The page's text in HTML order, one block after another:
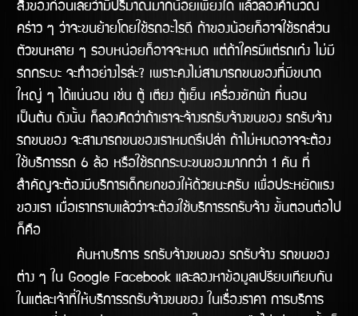
สิ่งของก่อนเลยว่ามีปริมาณมากน้อยเพียงใด แล้วลองคำนวณ
คร่าว ๆ ว่าจะขนย้ายโดยใช้รถอะไรดี ถ้าของน้อยก็อาจใช้รถส่วน
ตัวขนหลาย ๆ รอบหน่อยก็อาจจะหมด แต่ถ้าใครมีแต่รถเก๋ง ไม่มี
รถกระบะ จะทำอย่างไรล่ะ? เพราะคงไม่สามารถขนของที่มีขนาด
ใหญ่ ๆ ได้แน่นอน เช่น ตู้ เตียง ตู้เย็น เครื่องซักผ้า ที่นอน
เป็นต้น ดังนั้น ก็ลองคิดว่าถ้าเราจะจ้างรถรับจ้างขนของ รถรับจ้าง
รถขนของ จะสามารถขนของเราหมดรึเปล่า ถ้าไม่หมดอาจจะต้อง
ใช้บริการรถ 6 ล้อ หรือใช้รถกระบะขนของมากกว่า 1 คัน ที่
สำคัญจะต้องมีบริการเด็กยกของให้ด้วยนะครับ เพื่อประหยัดแรง
ของเรา เมื่อเราทราบแล้วว่าจะต้องใช้บริการรถรับจ้าง ขั้นตอนต่อไป
ก็คือ
ค้นหาบริการ รถรับจ้างขนของ รถรับจ้าง รถขนของ
ต่าง ๆ ใน Google Facebook และลองหาข้อมูลเปรียบเทียบกัน
ในแต่ละเจ้าที่ให้บริการรถรับจ้างขนของ ในเรื่องราคา การบริการ